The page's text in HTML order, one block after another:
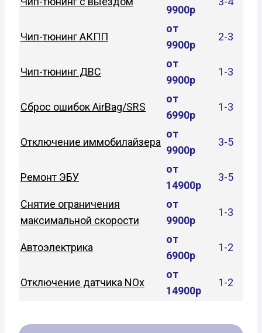
9900р
Чип-тюнинг АКПП
от
9900р
2-3
Чип-тюнинг ДВС
от
9900р
1-3
Сброс ошибок AirBag/SRS
от
6990р
1-3
Отключение иммобилайзера
от
9900р
3-5
Ремонт ЭБУ
от
14900р
3-5
Снятие ограничения
максимальной скорости
от
9900р
1-3
Автоэлектрика
от
6900р
1-2
Отключение датчика NOx
от
14900р
1-2